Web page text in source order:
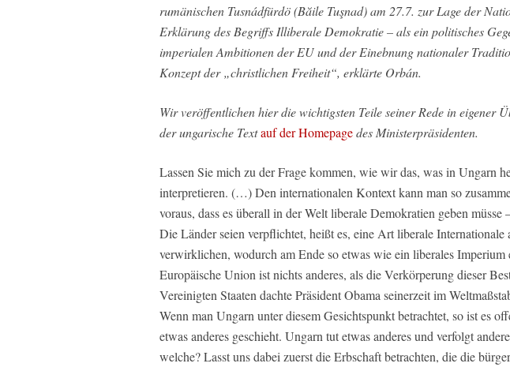
rumänischen Tusnádfürdö (Băile Tuşnad) am 27.7. zur Lage der
Erklärung des Begriffs Illiberale Demokratie – als ein politisches
imperialen Ambitionen der EU und der Einebnung nationaler
Konzept der „christlichen Freiheit“, erklärte Orbán.
Wir veröffentlichen hier die wichtigsten Teile seiner Rede in eigener
der ungarische Textauf der Homepagedes Ministerpräsidenten.
Lassen Sie mich zu der Frage kommen, wie wir das, was in Ungarn
interpretieren. (…) Den internationalen Kontext kann man so
voraus, dass es überall in der Welt liberale Demokratien geben müsse
Die Länder seien verpflichtet, heißt es, eine Art liberale Internationale
verwirklichen, wodurch am Ende so etwas wie ein liberales Imperium
Europäische Union ist nichts anderes, als die Verkörperung dieser
Vereinigten Staaten dachte Präsident Obama seinerzeit im
Wenn man Ungarn unter diesem Gesichtspunkt betrachtet, so ist es
etwas anderes geschieht. Ungarn tut etwas anderes und verfolgt
welche? Lasst uns dabei zuerst die Erbschaft betrachten, die die